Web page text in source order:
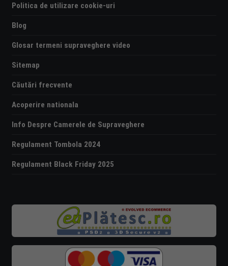
Politica de utilizare cookie-uri
Blog
Glosar termeni supraveghere video
Sitemap
Căutări frecvente
Acoperire nationala
Info Despre Camerele de Supraveghere
Regulament Tombola 2024
Regulament Black Friday 2025